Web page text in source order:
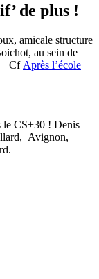
de plus !
amicale structure
au sein de
Après l’école
le CS+30 ! Denis
Avignon,